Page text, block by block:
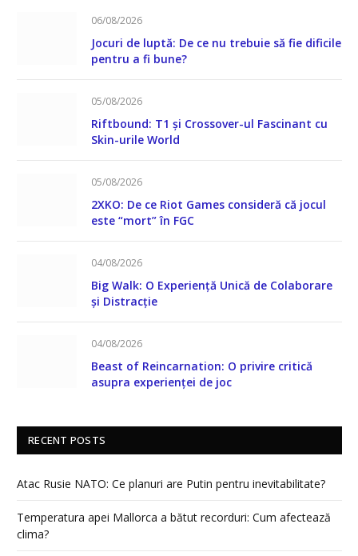
06/08/2026
Jocuri de luptă: De ce nu trebuie să fie dificile
pentru a fi bune?
05/08/2026
Riftbound: T1 și Crossover-ul Fascinant cu
Skin-urile World
05/08/2026
2XKO: De ce Riot Games consideră că jocul
este “mort” în FGC
04/08/2026
Big Walk: O Experiență Unică de Colaborare
și Distracție
04/08/2026
Beast of Reincarnation: O privire critică
asupra experienței de joc
RECENT POSTS
Atac Rusie NATO: Ce planuri are Putin pentru inevitabilitate?
Temperatura apei Mallorca a bătut recorduri: Cum afectează
clima?